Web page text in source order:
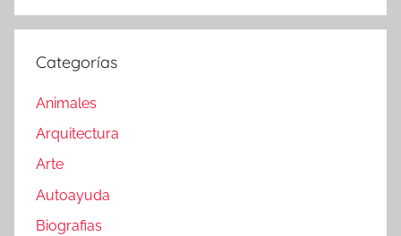
Categorías
Animales
Arquitectura
Arte
Autoayuda
Biografias